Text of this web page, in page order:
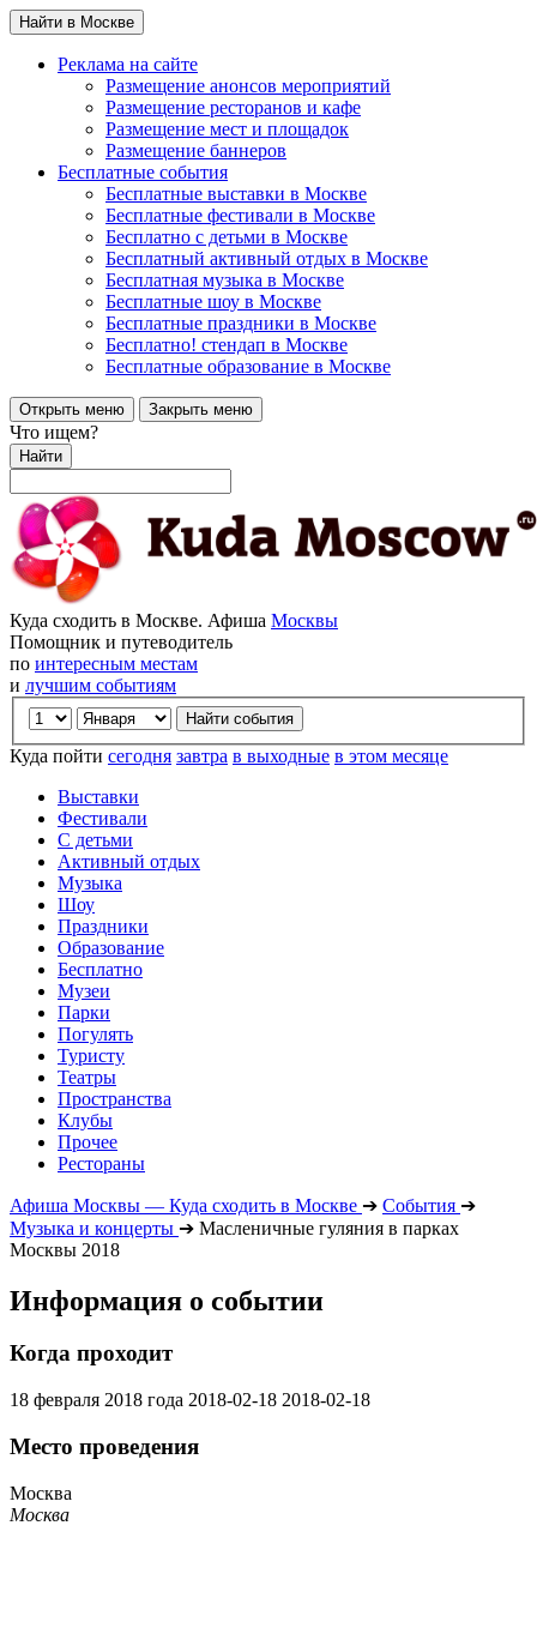
Найти в Москве
Реклама на сайте
Размещение анонсов мероприятий
Размещение ресторанов и кафе
Размещение мест и площадок
Размещение баннеров
Бесплатные события
Бесплатные выставки в Москве
Бесплатные фестивали в Москве
Бесплатно с детьми в Москве
Бесплатный активный отдых в Москве
Бесплатная музыка в Москве
Бесплатные шоу в Москве
Бесплатные праздники в Москве
Бесплатно! стендап в Москве
Бесплатные образование в Москве
Открыть меню Закрыть меню
Что ищем?
Найти
Куда сходить в Москве. Афиша Москвы
Помощник и путеводитель
по интересным местам
и лучшим событиям
Куда пойти сегодня завтра в выходные в этом месяце
Выставки
Фестивали
С детьми
Активный отдых
Музыка
Шоу
Праздники
Образование
Бесплатно
Музеи
Парки
Погулять
Туристу
Театры
Пространства
Клубы
Прочее
Рестораны
Афиша Москвы — Куда сходить в Москве ➔ События ➔
Музыка и концерты ➔ Масленичные гуляния в парках
Москвы 2018
Информация о событии
Когда проходит
18 февраля 2018 года 2018-02-18 2018-02-18
Место проведения
Москва
Москва